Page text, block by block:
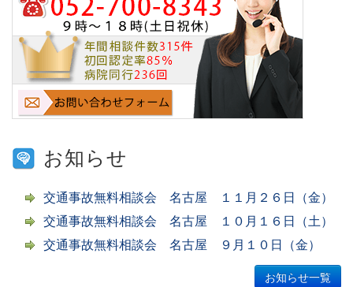
お知らせ
交通事故無料相談会 名古屋 １１月２６日（金）
交通事故無料相談会 名古屋 １０月１６日（土）
交通事故無料相談会 名古屋 ９月１０日（金）
お知らせ一覧